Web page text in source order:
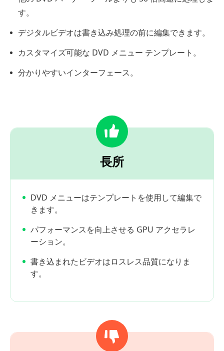
す。
デジタルビデオは書き込み処理の前に編集できます。
カスタマイズ可能な DVD メニュー テンプレート。
分かりやすいインターフェース。
長所
DVD メニューはテンプレートを使用して編集で
きます。
パフォーマンスを向上させる GPU アクセラレ
ーション。
書き込まれたビデオはロスレス品質になりま
す。